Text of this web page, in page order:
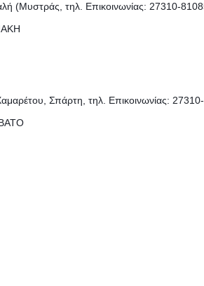
(Μυστράς, τηλ. Επικοινωνίας: 27310-
Σπάρτη, τηλ. Επικοινωνίας: